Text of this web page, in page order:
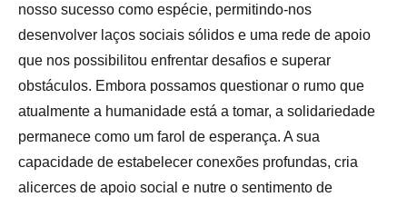
nosso sucesso como espécie, permitindo-nos
desenvolver laços sociais sólidos e uma rede de apoio
que nos possibilitou enfrentar desafios e superar
obstáculos. Embora possamos questionar o rumo que
atualmente a humanidade está a tomar, a solidariedade
permanece como um farol de esperança. A sua
capacidade de estabelecer conexões profundas, cria
alicerces de apoio social e nutre o sentimento de